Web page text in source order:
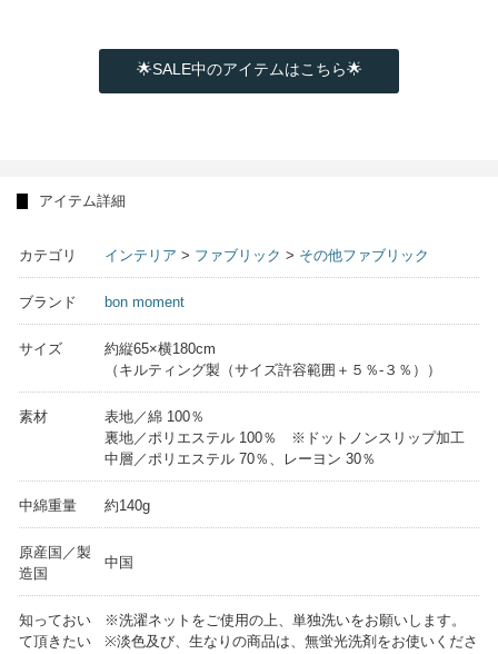
🌟SALE中のアイテムはこちら🌟
アイテム詳細
カテゴリ インテリア > ファブリック > その他ファブリック
ブランド bon moment
サイズ
約縦65×横180cm
（キルティング製（サイズ許容範囲＋５％-３％））
素材
表地／綿 100％
裏地／ポリエステル 100％ ※ドットノンスリップ加工
中層／ポリエステル 70％、レーヨン 30％
中綿重量 約140g
原産国／製
造国
中国
知っておい
て頂きたい
※洗濯ネットをご使用の上、単独洗いをお願いします。
※淡色及び、生なりの商品は、無蛍光洗剤をお使いくださ